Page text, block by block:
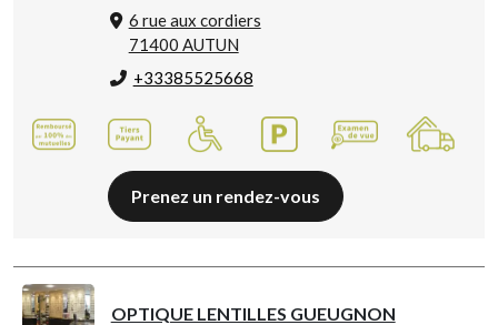
6 rue aux cordiers
71400 AUTUN
+33385525668
Prenez un rendez-vous
OPTIQUE LENTILLES GUEUGNON